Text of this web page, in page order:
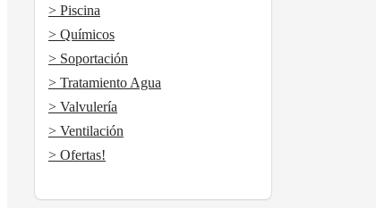
> Piscina
> Químicos
> Soportación
> Tratamiento Agua
> Valvulería
> Ventilación
> Ofertas!